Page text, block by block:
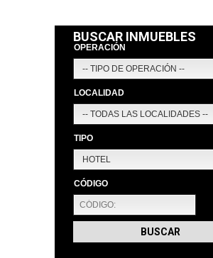
BUSCAR INMUEBLES
OPERACIÓN
LOCALIDAD
TIPO
CÓDIGO